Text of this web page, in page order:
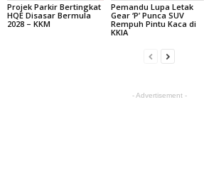
Projek Parkir Bertingkat
HQE Disasar Bermula
2028 – KKM
Pemandu Lupa Letak
Gear ‘P’ Punca SUV
Rempuh Pintu Kaca di
KKIA
- Advertisement -